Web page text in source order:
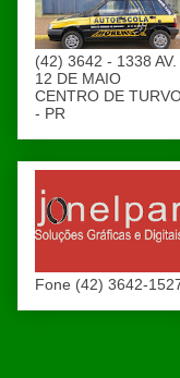
(42) 3642 - 1338 AV.
12 DE MAIO
CENTRO DE
- PR
Fone (42) 3642-